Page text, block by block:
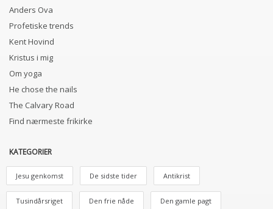
Anders Ova
Profetiske trends
Kent Hovind
Kristus i mig
Om yoga
He chose the nails
The Calvary Road
Find nærmeste frikirke
KATEGORIER
Jesu genkomst De sidste tider Antikrist
Tusindårsriget Den frie nåde Den gamle pagt